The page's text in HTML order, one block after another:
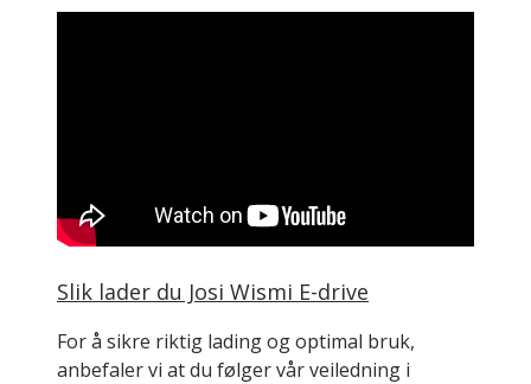
Slik lader du Josi Wismi E-drive
For å sikre riktig lading og optimal bruk,
anbefaler vi at du følger vår veiledning i